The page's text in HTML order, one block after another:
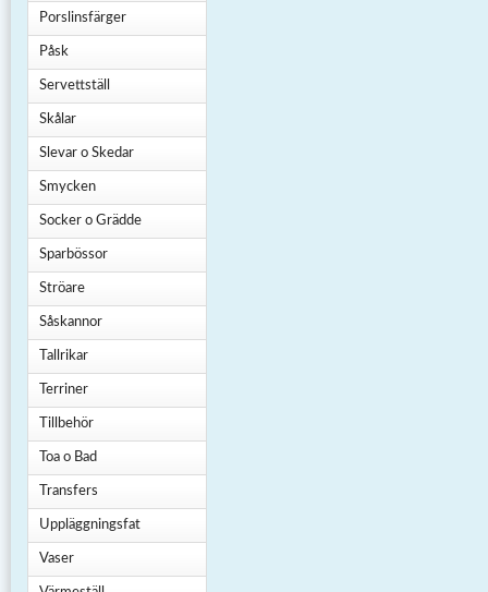
Porslinsfärger
Påsk
Servettställ
Skålar
Slevar o Skedar
Smycken
Socker o Grädde
Sparbössor
Ströare
Såskannor
Tallrikar
Terriner
Tillbehör
Toa o Bad
Transfers
Uppläggningsfat
Vaser